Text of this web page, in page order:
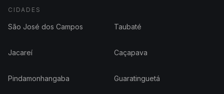
CIDADES
São José dos Campos Taubaté
Jacareí Caçapava
Pindamonhangaba Guaratinguetá